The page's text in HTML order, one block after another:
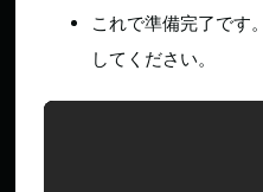
これで準備完了です
してください。